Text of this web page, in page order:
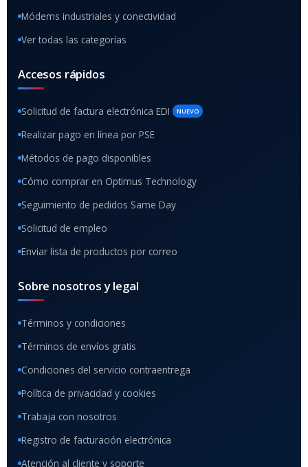
Módems industriales y conectividad
Ver todas las categorías
Accesos rápidos
Solicitud de factura electrónica EDI NUEVO
Realizar pago en línea por PSE
Métodos de pago disponibles
Cómo comprar en Optimus Technology
Seguimiento de pedidos Same Day
Solicitud de empleo
Enviar lista de productos por correo
Sobre nosotros y legal
Términos y condiciones
Términos de envíos gratis
Condiciones del servicio contraentrega
Política de privacidad y cookies
Trabaja con nosotros
Registro de facturación electrónica
Atención al cliente y soporte